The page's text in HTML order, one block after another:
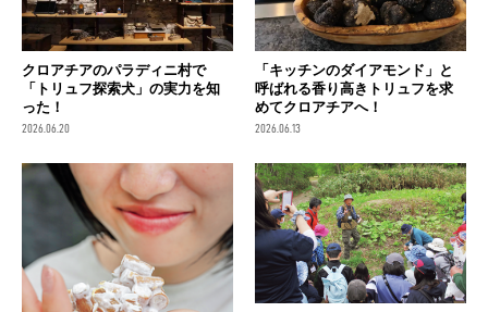
クロアチアのパラディニ村で
「トリュフ探索犬」の実力を知
った！
2026.06.20
「キッチンのダイアモンド」と
呼ばれる香り高きトリュフを求
めてクロアチアへ！
2026.06.13